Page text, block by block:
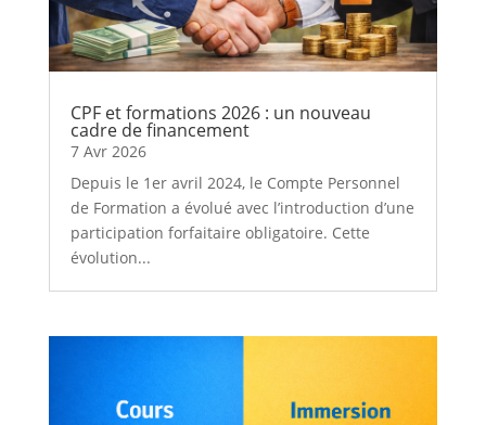
CPF et formations 2026 : un nouveau
cadre de financement
7 Avr 2026
Depuis le 1er avril 2024, le Compte Personnel
de Formation a évolué avec l’introduction d’une
participation forfaitaire obligatoire. Cette
évolution...